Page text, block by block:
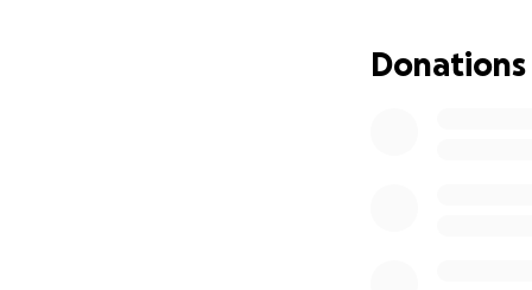
Donations